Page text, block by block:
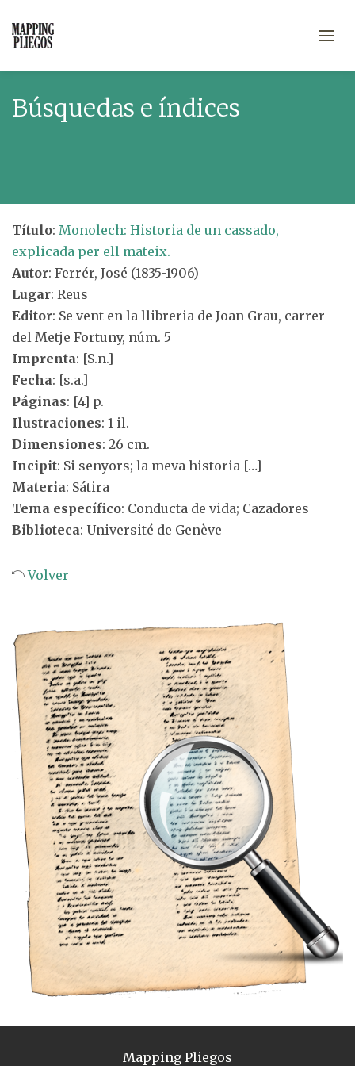
Búsquedas e índices
Título: Monolech: Historia de un cassado,
explicada per ell mateix.
Autor: Ferrér, José (1835-1906)
Lugar: Reus
Editor: Se vent en la llibreria de Joan Grau, carrer
del Metje Fortuny, núm. 5
Imprenta: [S.n.]
Fecha: [s.a.]
Páginas: [4] p.
Ilustraciones: 1 il.
Dimensiones: 26 cm.
Incipit: Si senyors; la meva historia […]
Materia: Sátira
Tema específico: Conducta de vida; Cazadores
Biblioteca: Université de Genève
Volver
Mapping Pliegos